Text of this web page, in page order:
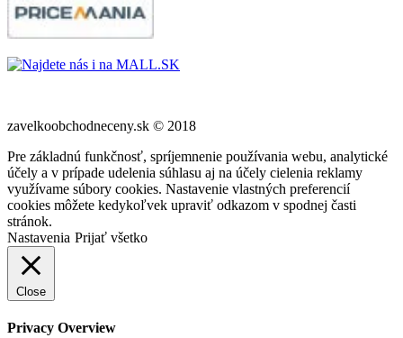
zavelkoobchodneceny.sk © 2018
Pre základnú funkčnosť, spríjemnenie používania webu, analytické
účely a v prípade udelenia súhlasu aj na účely cielenia reklamy
využívame súbory cookies. Nastavenie vlastných preferencií
cookies môžete kedykoľvek upraviť odkazom v spodnej časti
stránok.
Nastavenia Prijať všetko
Close
Privacy Overview